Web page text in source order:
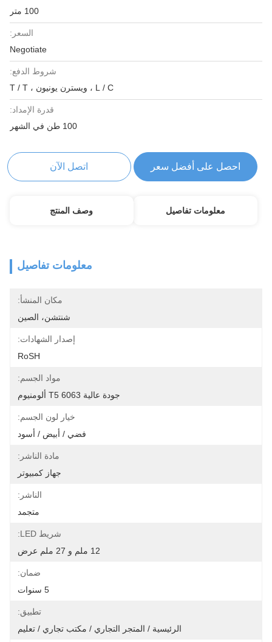
100 متر
السعر:
Negotiate
شروط الدفع:
L / C ، ويسترن يونيون ، T / T
قدرة الإمداد:
100 طن في الشهر
احصل على أفضل سعر اتصل الآن
معلومات تفاصيل وصف المنتج
معلومات تفاصيل
مكان المنشأ:
شنتشن، الصين
إصدار الشهادات:
RoSH
مواد الجسم:
جودة عالية 6063 T5 ألومنيوم
خيار لون الجسم:
فضي / أبيض / أسود
مادة الناشر:
جهاز كمبيوتر
الناشر:
متجمد
شريط LED:
12 ملم و 27 ملم عرض
ضمان:
5 سنوات
تطبيق:
الرئيسية / المتجر التجاري / مكتب تجاري / تعليم